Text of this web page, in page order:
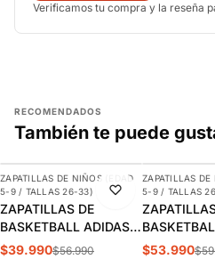
Verificamos tu compra y la reseña
RECOMENDADOS
También te puede
-30%
AGREGAR
ZAPATILLAS DE NIÑOS (EDAD
5-9 / TALLAS 26-33)
ZAPATILLAS DE
BASKETBALL ADIDAS
CROSS EM UP 5K
$39.990$56.990
-10%
AGREGAR
ZAPATILLAS
5-9 / TALLAS
TEAM
$53.990